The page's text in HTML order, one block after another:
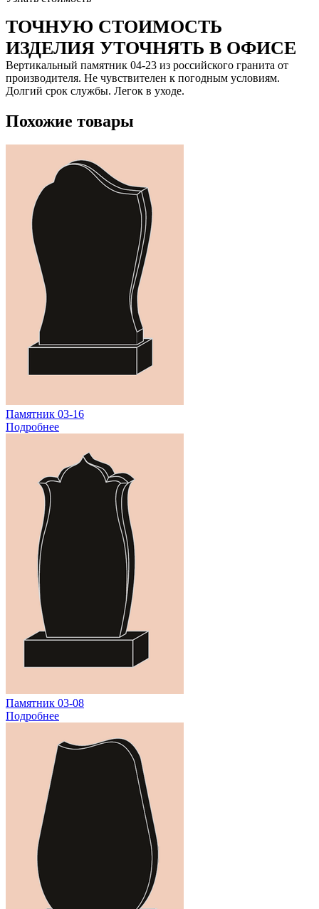
ТОЧНУЮ СТОИМОСТЬ
ИЗДЕЛИЯ УТОЧНЯТЬ В ОФИСЕ
Вертикальный памятник 04-23 из российского гранита от
производителя. Не чувствителен к погодным условиям.
Долгий срок службы. Легок в уходе.
Похожие товары
Памятник 03-16
Подробнее
Памятник 03-08
Подробнее